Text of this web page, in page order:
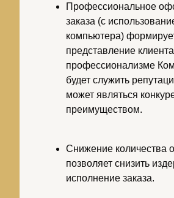
Профессиональное
заказа (с
компьютера)
представление
профессионализме
будет служить
может являться
преимуществом.
Снижение количества
позволяет снизить
исполнение заказа.